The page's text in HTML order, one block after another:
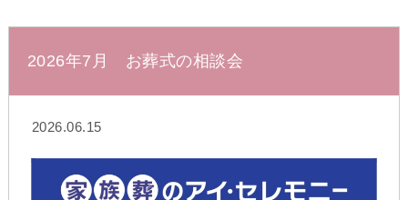
2026年7月 お葬式の相談会
2026.06.15